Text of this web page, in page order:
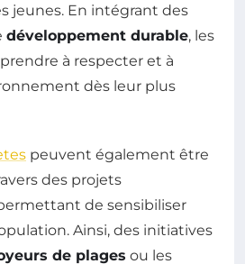
jeunes. En intégrant des
développement durable, les
à respecter et à
dès leur plus
peuvent également être
des projets
de sensibiliser
Ainsi, des initiatives
de plages ou les